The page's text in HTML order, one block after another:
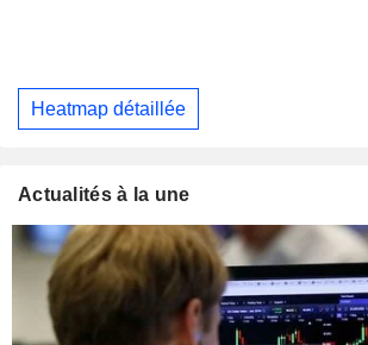
Heatmap détaillée
Actualités à la une